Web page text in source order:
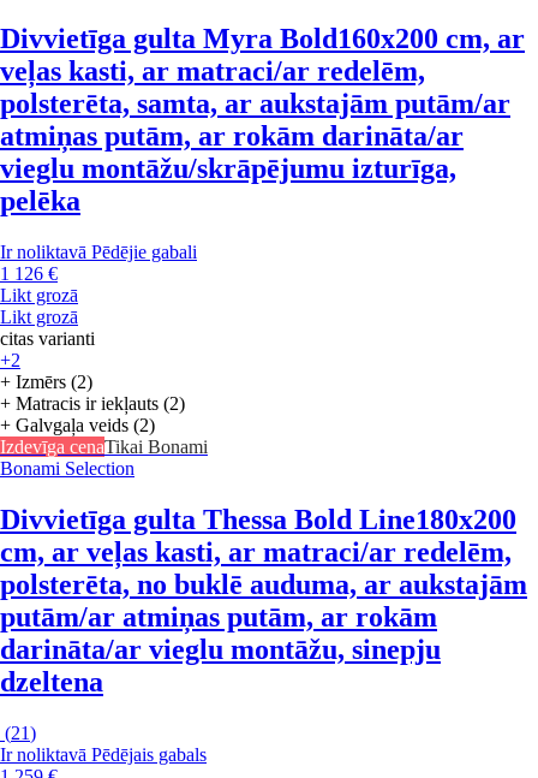
Divvietīga gulta Myra Bold160x200 cm, ar
veļas kasti, ar matraci/ar redelēm,
polsterēta, samta, ar aukstajām putām/ar
atmiņas putām, ar rokām darināta/ar
vieglu montāžu/skrāpējumu izturīga,
pelēka
Ir noliktavā Pēdējie gabali
1 126 €
Likt grozā
Likt grozā
citas varianti
+2
+ Izmērs (2)
+ Matracis ir iekļauts (2)
+ Galvgaļa veids (2)
Izdevīga cenaTikai Bonami
Bonami Selection
Divvietīga gulta Thessa Bold Line180x200
cm, ar veļas kasti, ar matraci/ar redelēm,
polsterēta, no buklē auduma, ar aukstajām
putām/ar atmiņas putām, ar rokām
darināta/ar vieglu montāžu, sinepju
dzeltena
(21)
Ir noliktavā Pēdējais gabals